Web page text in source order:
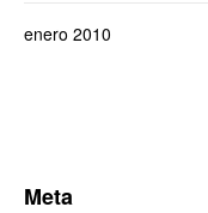
enero 2010
Meta